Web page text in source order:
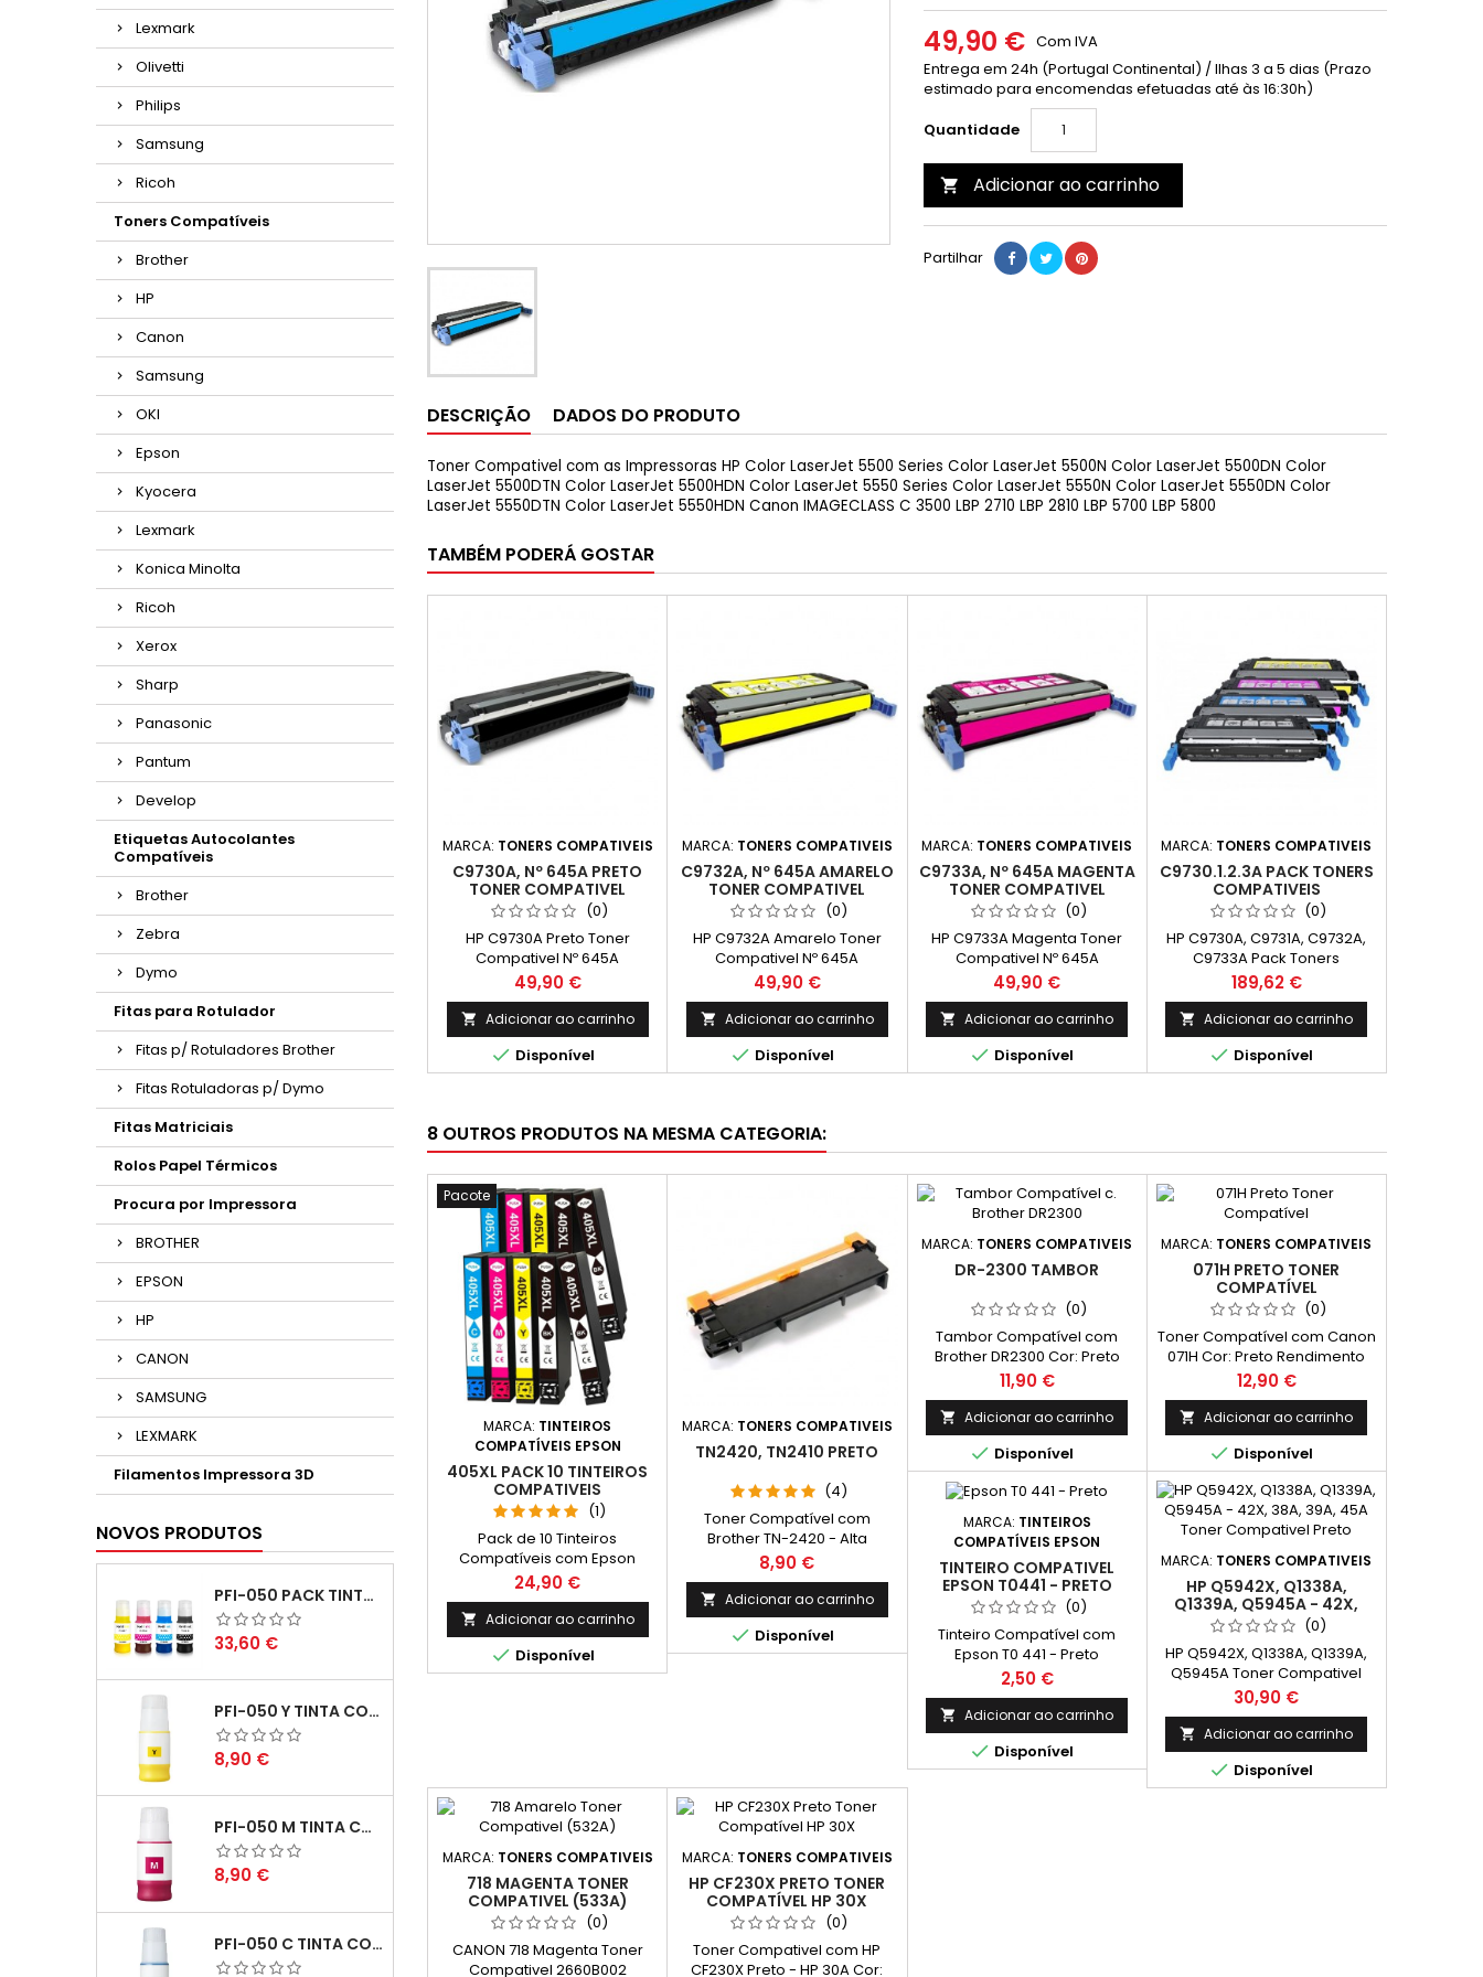
Lexmark
Olivetti
Philips
Samsung
Ricoh
Toners Compatíveis
Brother
HP
Canon
Samsung
OKI
Epson
Kyocera
Lexmark
Konica Minolta
Ricoh
Xerox
Sharp
Panasonic
Pantum
Develop
Etiquetas Autocolantes
Compatíveis
Brother
Zebra
Dymo
Fitas para Rotulador
Fitas p/ Rotuladores Brother
Fitas Rotuladoras p/ Dymo
Fitas Matriciais
Rolos Papel Térmicos
Procura por Impressora
BROTHER
EPSON
HP
CANON
SAMSUNG
LEXMARK
Filamentos Impressora 3D
NOVOS PRODUTOS
PFI-050 PACK TINTAS COMPATIVEIS
Preço
33,60 €
PFI-050 Y TINTA COMPATÍVEL AMARELO
Preço
8,90 €
PFI-050 M TINTA COMPATÍVEL MAGENTA
Preço
8,90 €
PFI-050 C TINTA COMPATÍVEL CIANO
49,90 € Com IVA
Entrega em 24h (Portugal Continental) / Ilhas 3 a 5 dias (Prazo
estimado para encomendas efetuadas até às 16:30h)
Quantidade
 Adicionar ao carrinho
Partilhar
DESCRIÇÃO DADOS DO PRODUTO
Toner Compativel com as Impressoras HP Color LaserJet 5500 Series Color LaserJet 5500N Color LaserJet 5500DN Color
LaserJet 5500DTN Color LaserJet 5500HDN Color LaserJet 5550 Series Color LaserJet 5550N Color LaserJet 5550DN Color
LaserJet 5550DTN Color LaserJet 5550HDN Canon IMAGECLASS C 3500 LBP 2710 LBP 2810 LBP 5700 LBP 5800
TAMBÉM PODERÁ GOSTAR
MARCA: TONERS COMPATIVEIS
C9730A, Nº 645A PRETO
TONER COMPATIVEL
(0)
HP C9730A Preto Toner
Compativel Nº 645A
Capacidade: 11.000k
Preço
49,90 €
 Adicionar ao carrinho
 Disponível
MARCA: TONERS COMPATIVEIS
C9732A, Nº 645A AMARELO
TONER COMPATIVEL
(0)
HP C9732A Amarelo Toner
Compativel Nº 645A
Capacidade: 11.000k
Preço
49,90 €
 Adicionar ao carrinho
 Disponível
MARCA: TONERS COMPATIVEIS
C9733A, Nº 645A MAGENTA
TONER COMPATIVEL
(0)
HP C9733A Magenta Toner
Compativel Nº 645A
Capacidade: 11.000k
Preço
49,90 €
 Adicionar ao carrinho
 Disponível
MARCA: TONERS COMPATIVEIS
C9730.1.2.3A PACK TONERS
COMPATIVEIS
(0)
HP C9730A, C9731A, C9732A,
C9733A Pack Toners
Compativeis Nº 645A
Preço
189,62 €
 Adicionar ao carrinho
 Disponível
8 OUTROS PRODUTOS NA MESMA CATEGORIA:
Pacote
MARCA: TINTEIROS
COMPATÍVEIS EPSON
405XL PACK 10 TINTEIROS
COMPATIVEIS
(1)
Pack de 10 Tinteiros
Compatíveis com Epson
405XL Cor: 4 Preto, 2 Ciano, 2
Magenta, 2 Amarelo
Rendimento Médio: 1.100
Páginas* / cada cor
Preço
24,90 €
 Adicionar ao carrinho
 Disponível
MARCA: TONERS COMPATIVEIS
TN2420, TN2410 PRETO
(4)
Toner Compatível com
Brother TN-2420 - Alta
Capacidade Cor: Preto
Rendimento Médio: 3,000
Páginas*
Preço
8,90 €
 Adicionar ao carrinho
 Disponível
MARCA: TONERS COMPATIVEIS
DR-2300 TAMBOR
(0)
Tambor Compatível com
Brother DR2300 Cor: Preto
Rendimento Médio: 12,000
Páginas*
Preço
11,90 €
 Adicionar ao carrinho
 Disponível
MARCA: TONERS COMPATIVEIS
071H PRETO TONER
COMPATÍVEL
(0)
Toner Compatível com Canon
071H Cor: Preto Rendimento
Médio: 2.400 Páginas* *(Em
impressão contínua até 5% de
cobertura de uma Folha A4)
Preço
12,90 €
 Adicionar ao carrinho
 Disponível
MARCA: TINTEIROS
COMPATÍVEIS EPSON
TINTEIRO COMPATIVEL
EPSON T0441 - PRETO
(0)
Tinteiro Compatível com
Epson T0 441 - Preto
Preço
2,50 €
 Adicionar ao carrinho
 Disponível
MARCA: TONERS COMPATIVEIS
HP Q5942X, Q1338A,
Q1339A, Q5945A - 42X,
38A, 39A, 45A TONER
COMPATIVEL PRETO
(0)
HP Q5942X, Q1338A, Q1339A,
Q5945A Toner Compativel
Preto HP Nº 42X, 38A, 39A,
45ACapacidade: 20.000 Pág.
Preço
30,90 €
 Adicionar ao carrinho
 Disponível
MARCA: TONERS COMPATIVEIS
718 MAGENTA TONER
COMPATIVEL (533A)
(0)
CANON 718 Magenta Toner
Compativel 2660B002
MARCA: TONERS COMPATIVEIS
HP CF230X PRETO TONER
COMPATÍVEL HP 30X
(0)
Toner Compativel com HP
CF230X Preto - HP 30A Cor: